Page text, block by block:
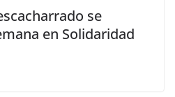
se
en Solidaridad